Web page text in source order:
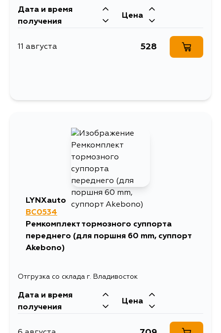
Дата и время
получения
Цена
11 августа 528
LYNXauto
BC0534
Ремкомплект тормозного суппорта
переднего (для поршня 60 mm, суппорт
Akebono)
Отгрузка со склада г. Владивосток
Дата и время
получения
Цена